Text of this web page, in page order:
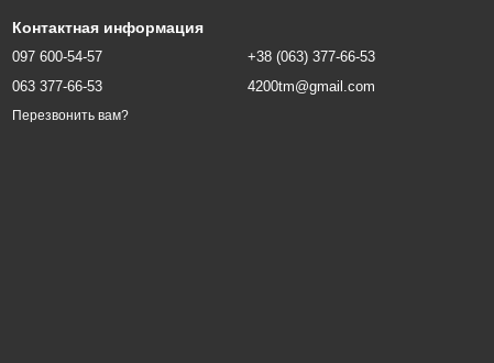
Контактная информация
097 600-54-57
063 377-66-53
Перезвонить вам?
+38 (063) 377-66-53
4200tm@gmail.com